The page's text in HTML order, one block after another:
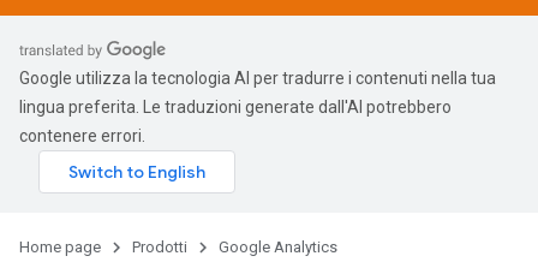
Google utilizza la tecnologia AI per tradurre i contenuti nella tua
lingua preferita. Le traduzioni generate dall'AI potrebbero
contenere errori.
Home page Prodotti
Google Analytics